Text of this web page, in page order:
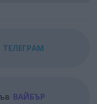
ТЕЛЕГРАМ
ВАЙБЪР